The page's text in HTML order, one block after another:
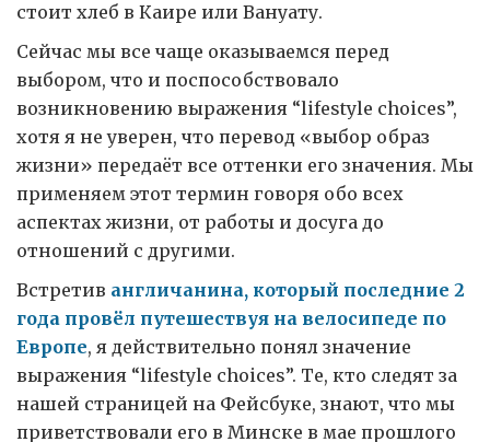
стоит хлеб в Каире или Вануату.
Сейчас мы все чаще оказываемся перед
выбором, что и поспособствовало
возникновению выражения “lifestyle choices”,
хотя я не уверен, что перевод «выбор образ
жизни» передаёт все оттенки его значения. Мы
применяем этот термин говоря обо всех
аспектах жизни, от работы и досуга до
отношений с другими.
Встретив англичанина, который последние 2
года провёл путешествуя на велосипеде по
Европе, я действительно понял значение
выражения “lifestyle choices”. Те, кто следят за
нашей страницей на Фейсбуке, знают, что мы
приветствовали его в Минске в мае прошлого